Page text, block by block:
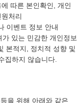
따른 본인확인, 개인
처리
이벤트 정보 안내
있는 민감한 개인정보
본적지, 정치적 성향 및
집하지 않습니다.
을 위해 아래와 같은